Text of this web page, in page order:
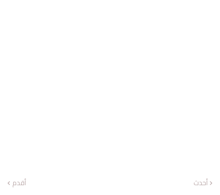
أحدث أقدم